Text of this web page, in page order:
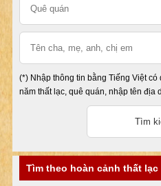
(*) Nhập thông tin bằng Tiếng Việt
năm thất lạc, quê quán, nhập tên địa
Tìm theo hoàn cảnh thất lạc